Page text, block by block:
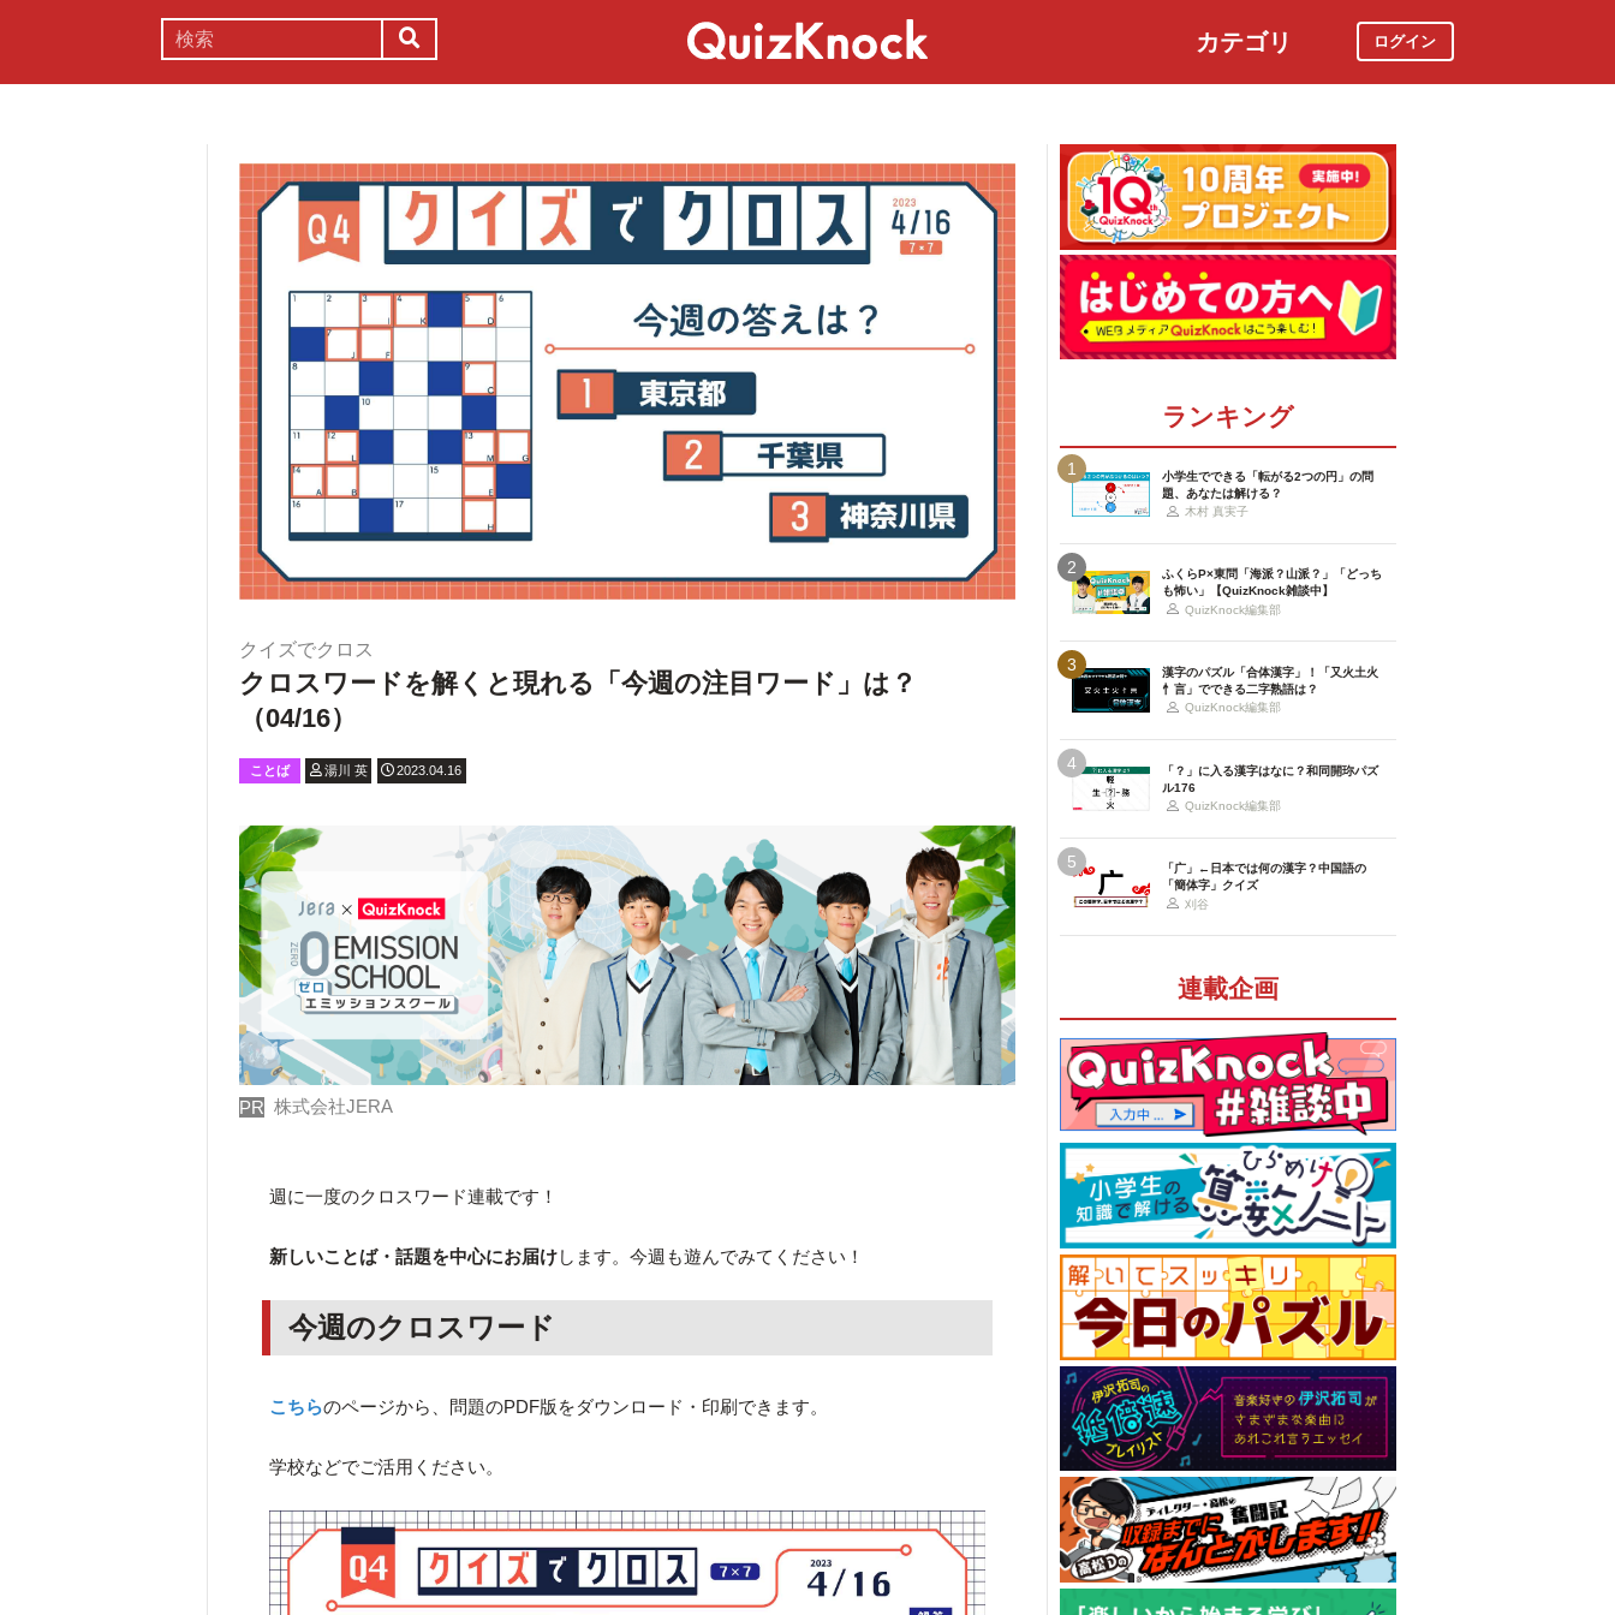
カテゴリ ログイン
クイズでクロス
クロスワードを解くと現れる「今週の注目ワード」は？
（04/16）
ことば 湯川 英 2023.04.16
PR 株式会社JERA
週に一度のクロスワード連載です！
新しいことば・話題を中心にお届けします。今週も遊んでみてください！
今週のクロスワード
こちらのページから、問題のPDF版をダウンロード・印刷できます。
学校などでご活用ください。
ランキング
1
小学生でできる「転がる2つの円」の問
題、あなたは解ける？
木村 真実子
2
ふくらP×東問「海派？山派？」「どっち
も怖い」【QuizKnock雑談中】
QuizKnock編集部
3
漢字のパズル「合体漢字」！「又火土火
忄言」でできる二字熟語は？
QuizKnock編集部
4
「？」に入る漢字はなに？和同開珎パズ
ル176
QuizKnock編集部
5
「广」←日本では何の漢字？中国語の
「簡体字」クイズ
刈谷
連載企画